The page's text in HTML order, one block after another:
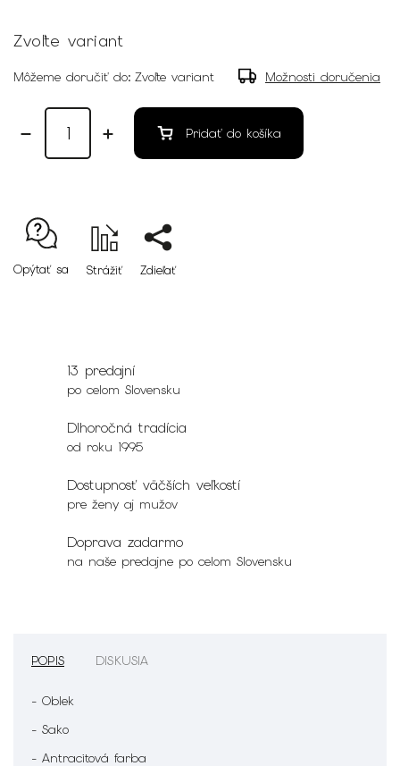
Zvoľte variant
Môžeme doručiť do: Zvoľte variant Možnosti doručenia
Pridať do košíka
Opýtať sa Strážiť Zdieľať
13 predajní
po celom Slovensku
Dlhoročná tradícia
od roku 1995
Dostupnosť väčších veľkostí
pre ženy aj mužov
Doprava zadarmo
na naše predajne po celom Slovensku
POPIS DISKUSIA
- Oblek
- Sako
- Antracitová farba